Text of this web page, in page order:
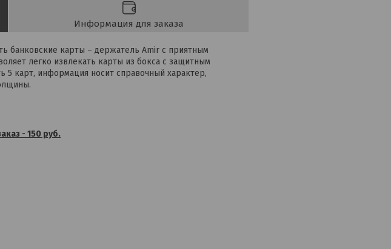
Информация для заказа
банковские карты – держатель Amir с приятным
легко извлекать карты из бокса с защитным
карт, информация носит справочный характер,
- 150 руб.